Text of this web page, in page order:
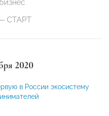
СТАРТ
2020
в России экосистему